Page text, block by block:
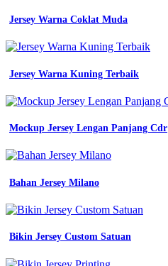
Jersey Warna Coklat Muda
Jersey Warna Kuning Terbaik
Mockup Jersey Lengan Panjang Cdr
Bahan Jersey Milano
Bikin Jersey Custom Satuan